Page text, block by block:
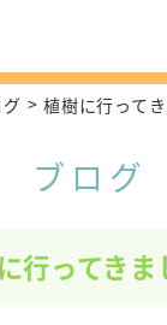
植樹に行ってき
ブログ
行ってきま